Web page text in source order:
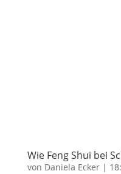
Wie Feng Shui bei
von Daniela Ecker|